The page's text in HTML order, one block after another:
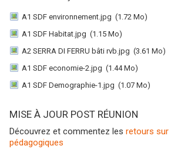
A1 SDF environnement.jpg (1.72 Mo)
A1 SDF Habitat.jpg (1.15 Mo)
A2 SERRA DI FERRU bâti rvb.jpg (3.61 Mo)
A1 SDF economie-2.jpg (1.44 Mo)
A1 SDF Demographie-1.jpg (1.07 Mo)
MISE À JOUR POST RÉUNION
Découvrez et commentez les retours sur
pédagogiques